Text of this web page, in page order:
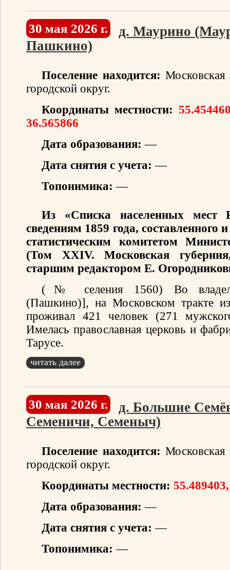
30 мая 2026 г.
д. Маурино
Пашкино)
Поселение находится:
городской округ.
Координаты местности:
36.565866
Дата образования: —
Дата снятия с учета: —
Топонимика: —
Из «Списка населенных мест
сведениям 1859 года,
статистическим комитетом
(Том XXIV. Московская
старшим редактором Е.
(№ селения 1560) Во
(Пашкино)], на Московском тракте
проживал 421 человек (271
Имелась православная церковь и
Тарусе.
читать далее
30 мая 2026 г.
д. Большие
Семеничи, Семеныч)
Поселение находится:
городской округ.
Координаты местности:
Дата образования: —
Дата снятия с учета: —
Топонимика: —